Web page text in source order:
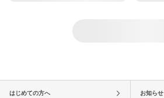
はじめての方へ お知らせ